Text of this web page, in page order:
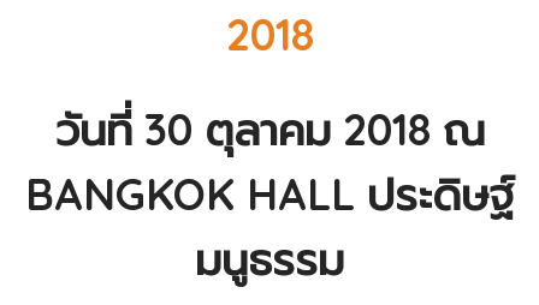
2018
วันที่ 30 ตุลาคม 2018 ณ
BANGKOK HALL ประดิษฐ์
มนูธรรม